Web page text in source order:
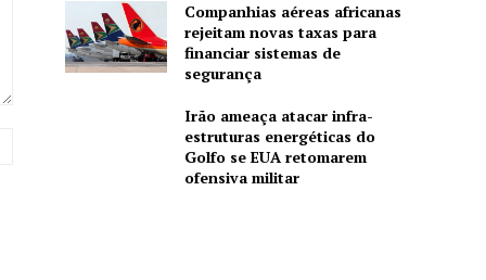
Companhias aéreas africanas
rejeitam novas taxas para
financiar sistemas de
segurança
Irão ameaça atacar infra-
estruturas energéticas do
Golfo se EUA retomarem
ofensiva militar